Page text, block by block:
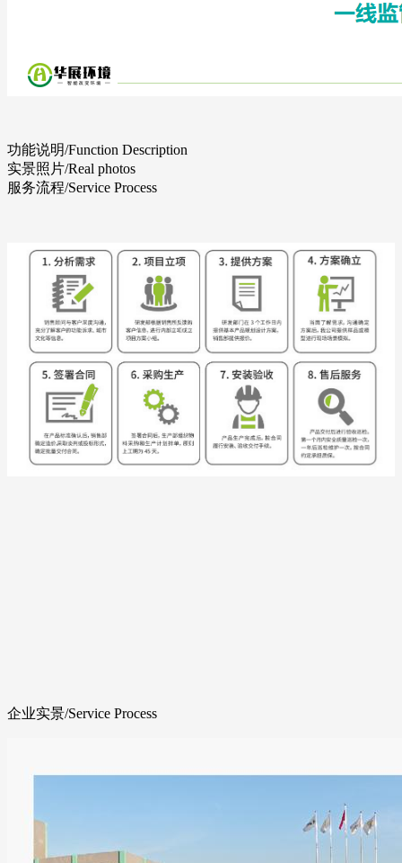
功能说明/Function Description
实景照片/Real photos
服务流程/Service Process
企业实景/Service Process